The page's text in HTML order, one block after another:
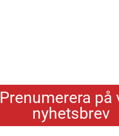
Prenumerera på
nyhetsbrev